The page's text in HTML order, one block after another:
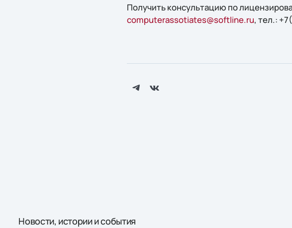
Получить конcультацию по
computerassotiates@softline.ru, тел.:
Новости, истории и события